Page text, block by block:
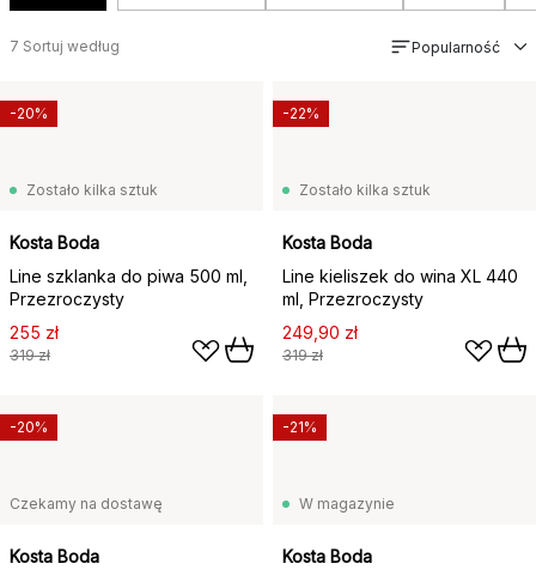
7 Sortuj według Popularność
Zostało kilka sztuk
Kosta Boda
Line szklanka do piwa 500 ml,
Przezroczysty
255 zł
319 zł
-20%
Zostało kilka sztuk
Kosta Boda
Line kieliszek do wina XL 440
ml, Przezroczysty
249,90 zł
319 zł
-22%
Czekamy na dostawę
Kosta Boda
-20%
W magazynie
Kosta Boda
-21%